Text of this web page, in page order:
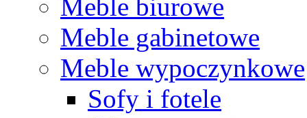
Meble biurowe
Meble gabinetowe
Meble wypoczynkowe
Sofy i fotele